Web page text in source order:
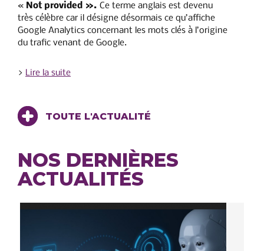
« Not provided ». Ce terme anglais est devenu
très célèbre car il désigne désormais ce qu’affiche
Google Analytics concernant les mots clés à l’origine
du trafic venant de Google.
> Lire la suite
TOUTE L'ACTUALITÉ
NOS DERNIÈRES
ACTUALITÉS